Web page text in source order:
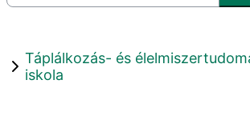
Táplálkozás- és
iskola